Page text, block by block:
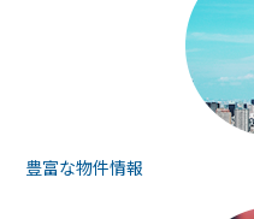
豊富な物件情報